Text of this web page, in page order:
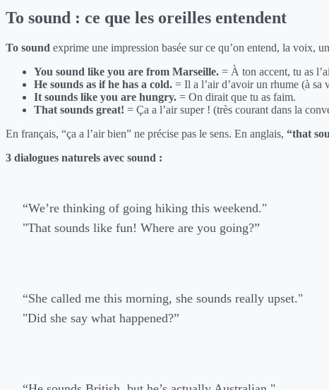
To sound : ce que les oreilles entendent
To sound exprime une impression basée sur ce qu’on entend, la voix,
You sound like you are from Marseille. = À ton accent, tu as
He sounds as if he has a cold. = Il a l’air d’avoir un rhume (à sa
It sounds like you are hungry. = On dirait que tu as faim.
That sounds great! = Ça a l’air super ! (très courant dans la
En français, “ça a l’air bien” ne précise pas le sens. En anglais, “that
3 dialogues naturels avec sound :
“We’re thinking of going hiking this weekend."
"That sounds like fun! Where are you going?”
“She called me this morning, she sounds really upset."
"Did she say what happened?”